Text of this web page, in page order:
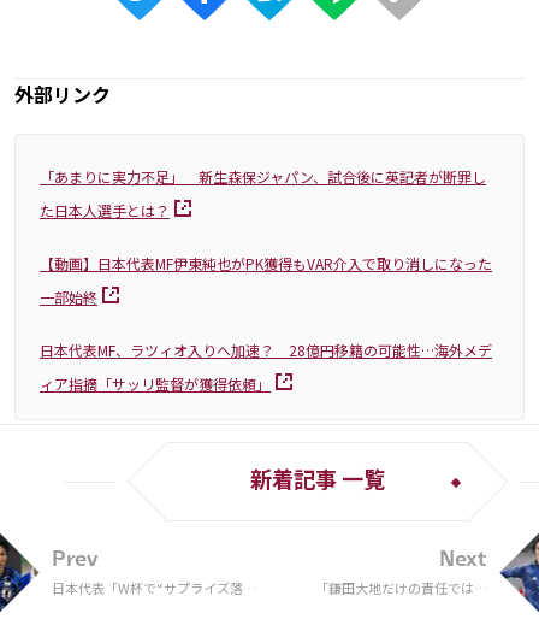
外部リンク
「あまりに実力不足」 新生森保ジャパン、試合後に英記者が断罪し
た日本人選手とは？
【動画】日本代表MF伊東純也がPK獲得もVAR介入で取り消しになった
一部始終
日本代表MF、ラツィオ入りへ加速？ 28億円移籍の可能性…海外メデ
ィア指摘「サッリ監督が獲得依頼」
Prev
日本代表「W杯で“サプライズ落
新着記事 一覧
Next
「鎌田大地だけの責任ではな